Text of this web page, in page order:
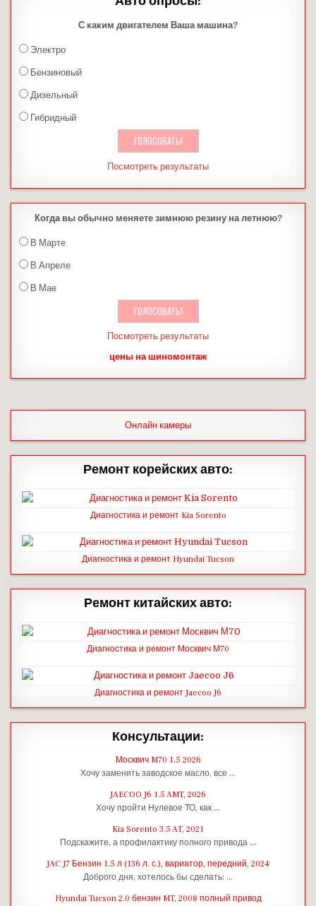
С каким двигателем Ваша машина?
Электро
Бензиновый
Дизельный
Гибридный
Посмотреть результаты
Когда вы обычно меняете зимнюю резину на летнюю?
В Марте
В Апреле
В Мае
Посмотреть результаты
цены на шиномонтаж
Онлайн камеры
Ремонт корейских авто:
Диагностика и ремонт Kia Sorento
Диагностика и ремонт Hyundai Tucson
Ремонт китайских авто:
Диагностика и ремонт Москвич М70
Диагностика и ремонт Jaecoo J6
Консультации:
Москвич M70 1.5 2026
Хочу заменить заводское масло, все …
JAECOO J6 1.5 AMT, 2026
Хочу пройти Нулевое ТО, как …
Kia Sorento 3.5 AT, 2021
Подскажите, а профилактику полного привода …
JAC J7 Бензин 1.5 л (136 л. с.), вариатор, передний, 2024
Доброго дня, хотелось бы сделать: …
Hyundai Tucson 2.0 бензин MT, 2008 полный привод